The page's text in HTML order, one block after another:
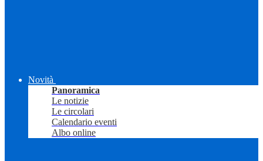
Novità
Panoramica
Le notizie
Le circolari
Calendario eventi
Albo online